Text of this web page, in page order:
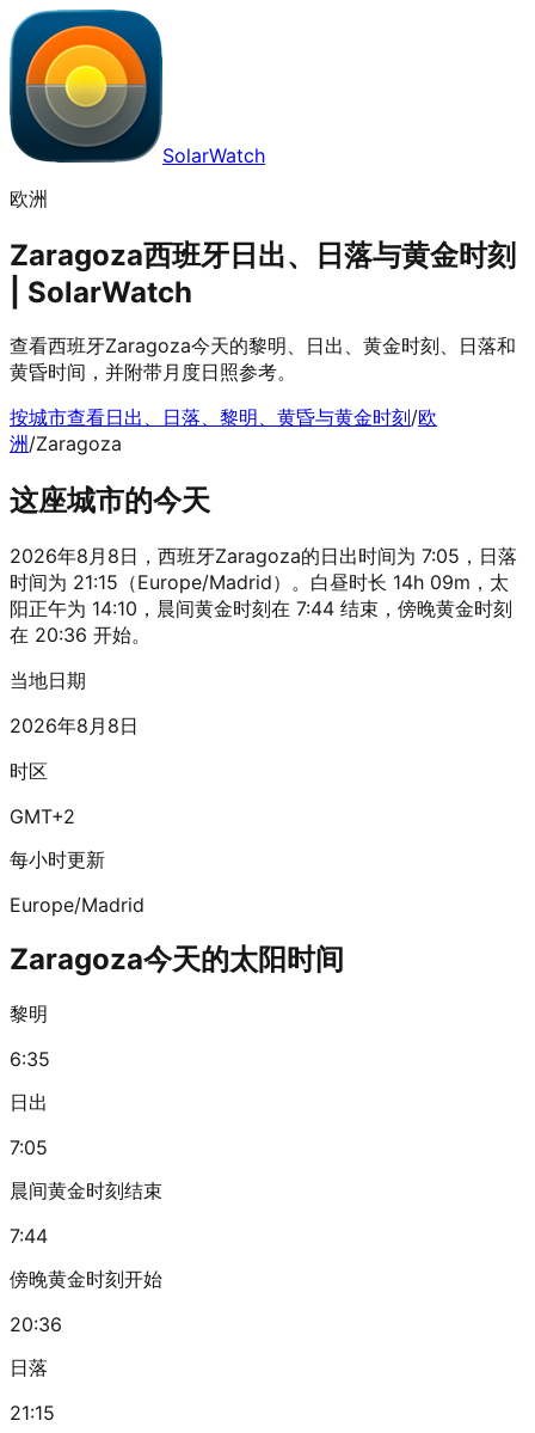
SolarWatch
欧洲
Zaragoza西班牙日出、日落与黄金时刻
| SolarWatch
查看西班牙Zaragoza今天的黎明、日出、黄金时刻、日落和
黄昏时间，并附带月度日照参考。
按城市查看日出、日落、黎明、黄昏与黄金时刻/欧
洲/Zaragoza
这座城市的今天
2026年8月8日，西班牙Zaragoza的日出时间为 7:05，日落
时间为 21:15（Europe/Madrid）。白昼时长 14h 09m，太
阳正午为 14:10，晨间黄金时刻在 7:44 结束，傍晚黄金时刻
在 20:36 开始。
当地日期
2026年8月8日
时区
GMT+2
每小时更新
Europe/Madrid
Zaragoza今天的太阳时间
黎明
6:35
日出
7:05
晨间黄金时刻结束
7:44
傍晚黄金时刻开始
20:36
日落
21:15